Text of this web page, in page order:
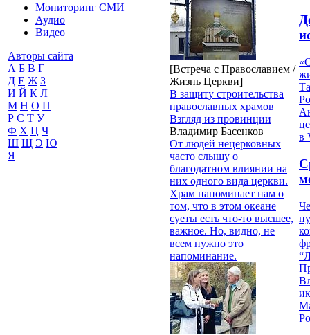
Мониторинг СМИ
Аудио
Видео
Авторы сайта
А Б В Г
Д Е Ж З
И Й К Л
М Н О П
Р С Т У
Ф Х Ц Ч
Ш Щ Э Ю
Я
[Встреча с Православием /
Жизнь Церкви]
В защиту строительства
православных храмов
Взгляд из провинции
Владимир Басенков
От людей нецерковных
часто слышу о
благодатном влиянии на
них одного вида церкви.
Храм напоминает нам о
том, что в этом океане
суеты есть что-то высшее,
важное. Но, видно, не
всем нужно это
напоминание.
в